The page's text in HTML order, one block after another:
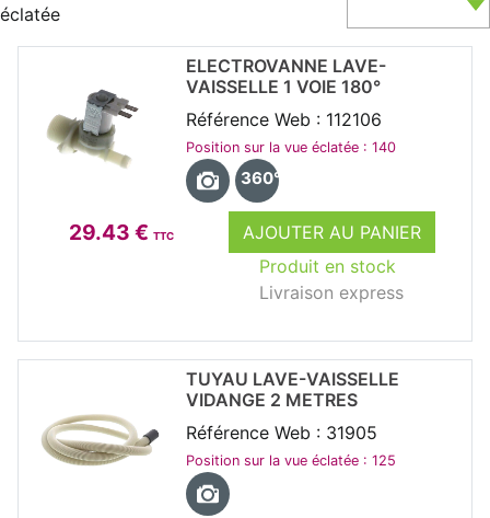
éclatée
29.43 € TTC
AJOUTER AU PANIER
Produit en stock
Livraison express
ELECTROVANNE LAVE-
VAISSELLE 1 VOIE 180°
Référence Web : 112106
Position sur la vue éclatée : 140
360°
TUYAU LAVE-VAISSELLE
VIDANGE 2 METRES
Référence Web : 31905
Position sur la vue éclatée : 125